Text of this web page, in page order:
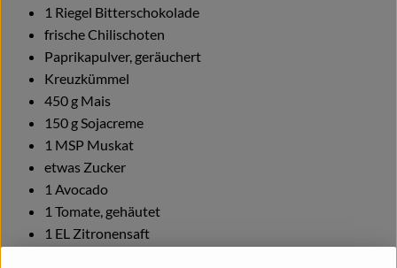
1 Riegel Bitterschokolade
frische Chilischoten
Paprikapulver, geräuchert
Kreuzkümmel
450 g Mais
150 g Sojacreme
1 MSP Muskat
etwas Zucker
1 Avocado
1 Tomate, gehäutet
1 EL Zitronensaft